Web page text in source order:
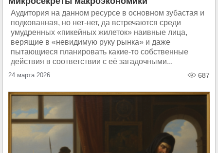
Аудитория на данном ресурсе в основном зубастая и
подкованная, но нет-нет, да встречаются среди
умудренных «пикейных жилеток» наивные лица,
верящие в «невидимую руку рынка» и даже
пытающиеся планировать какие-то собственные
действия в соответствии с её загадочными...
24 марта 2026 687